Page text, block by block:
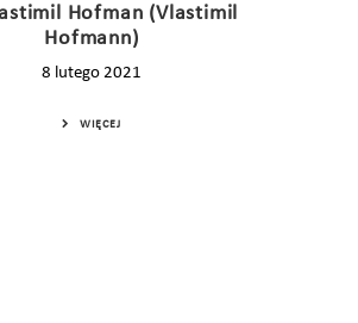
Hofman (Vlastimil
Hofmann)
8 lutego 2021
WIĘCEJ